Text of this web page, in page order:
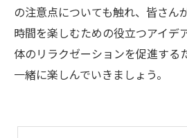
の注意点についても触れ、皆さん
時間を楽しむための役立つアイデ
体のリラクゼーションを促進する
一緒に楽しんでいきましょう。